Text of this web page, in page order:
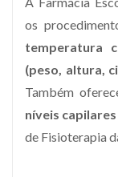
os
temperatura
(peso, altura,
Também
níveis
de Fisioterapia